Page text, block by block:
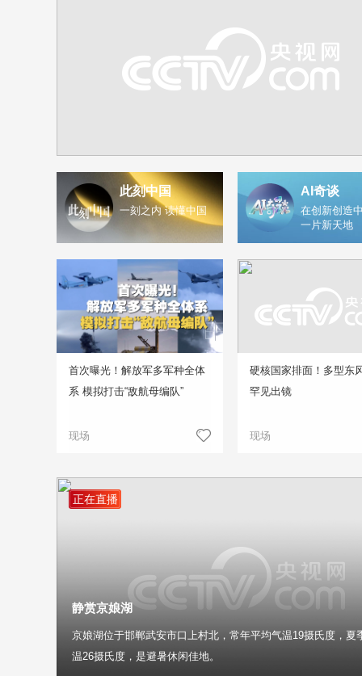
此刻中国
一刻之内 读懂中国
AI奇谈
在创新创造
一片新天地
首次曝光！解放军多军种全体
系 模拟打击“敌航母编队”
现场
硬核国家排面！多型东
罕见出镜
现场
正在直播
静赏京娘湖
京娘湖位于邯郸武安市口上村北，常年平均气温19摄氏度，夏
温26摄氏度，是避暑休闲佳地。